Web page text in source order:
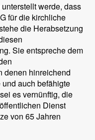
werde, dass
für die kirchliche
die Herabsetzung
Sie entspreche dem
denen hinreichend
auch befähigte
es vernünftig, die
Dienst
von 65 Jahren